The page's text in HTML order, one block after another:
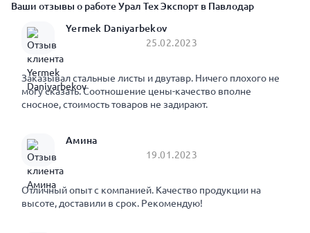
Ваши отзывы о работе Урал Тех Экспорт в Павлодар
Yermek Daniyarbekov
25.02.2023
Заказывал стальные листы и двутавр. Ничего плохого не
могу сказать. Соотношение цены-качество вполне
сносное, стоимость товаров не задирают.
Амина
19.01.2023
Отличный опыт с компанией. Качество продукции на
высоте, доставили в срок. Рекомендую!